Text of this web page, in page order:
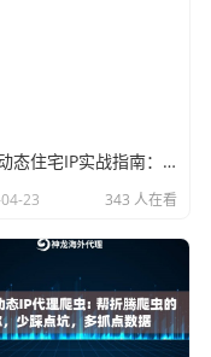
它来自真实家
用户访问没什么
宅属性这块做得比
IP池，动态住宅IP照
日本动态住宅IP实战指南：电商运营与内容平台为何都在用它
23 343 人在看